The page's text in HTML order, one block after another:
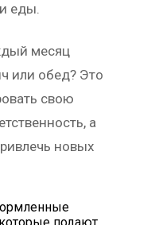
еды.
месяц
или обед? Это
свою
а
новых